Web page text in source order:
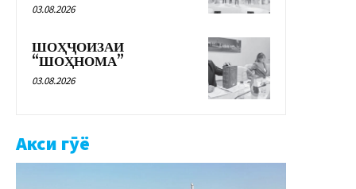
03.08.2026
ШОҲҶОИЗАИ
“ШОҲНОМА”
03.08.2026
Акси гӯё